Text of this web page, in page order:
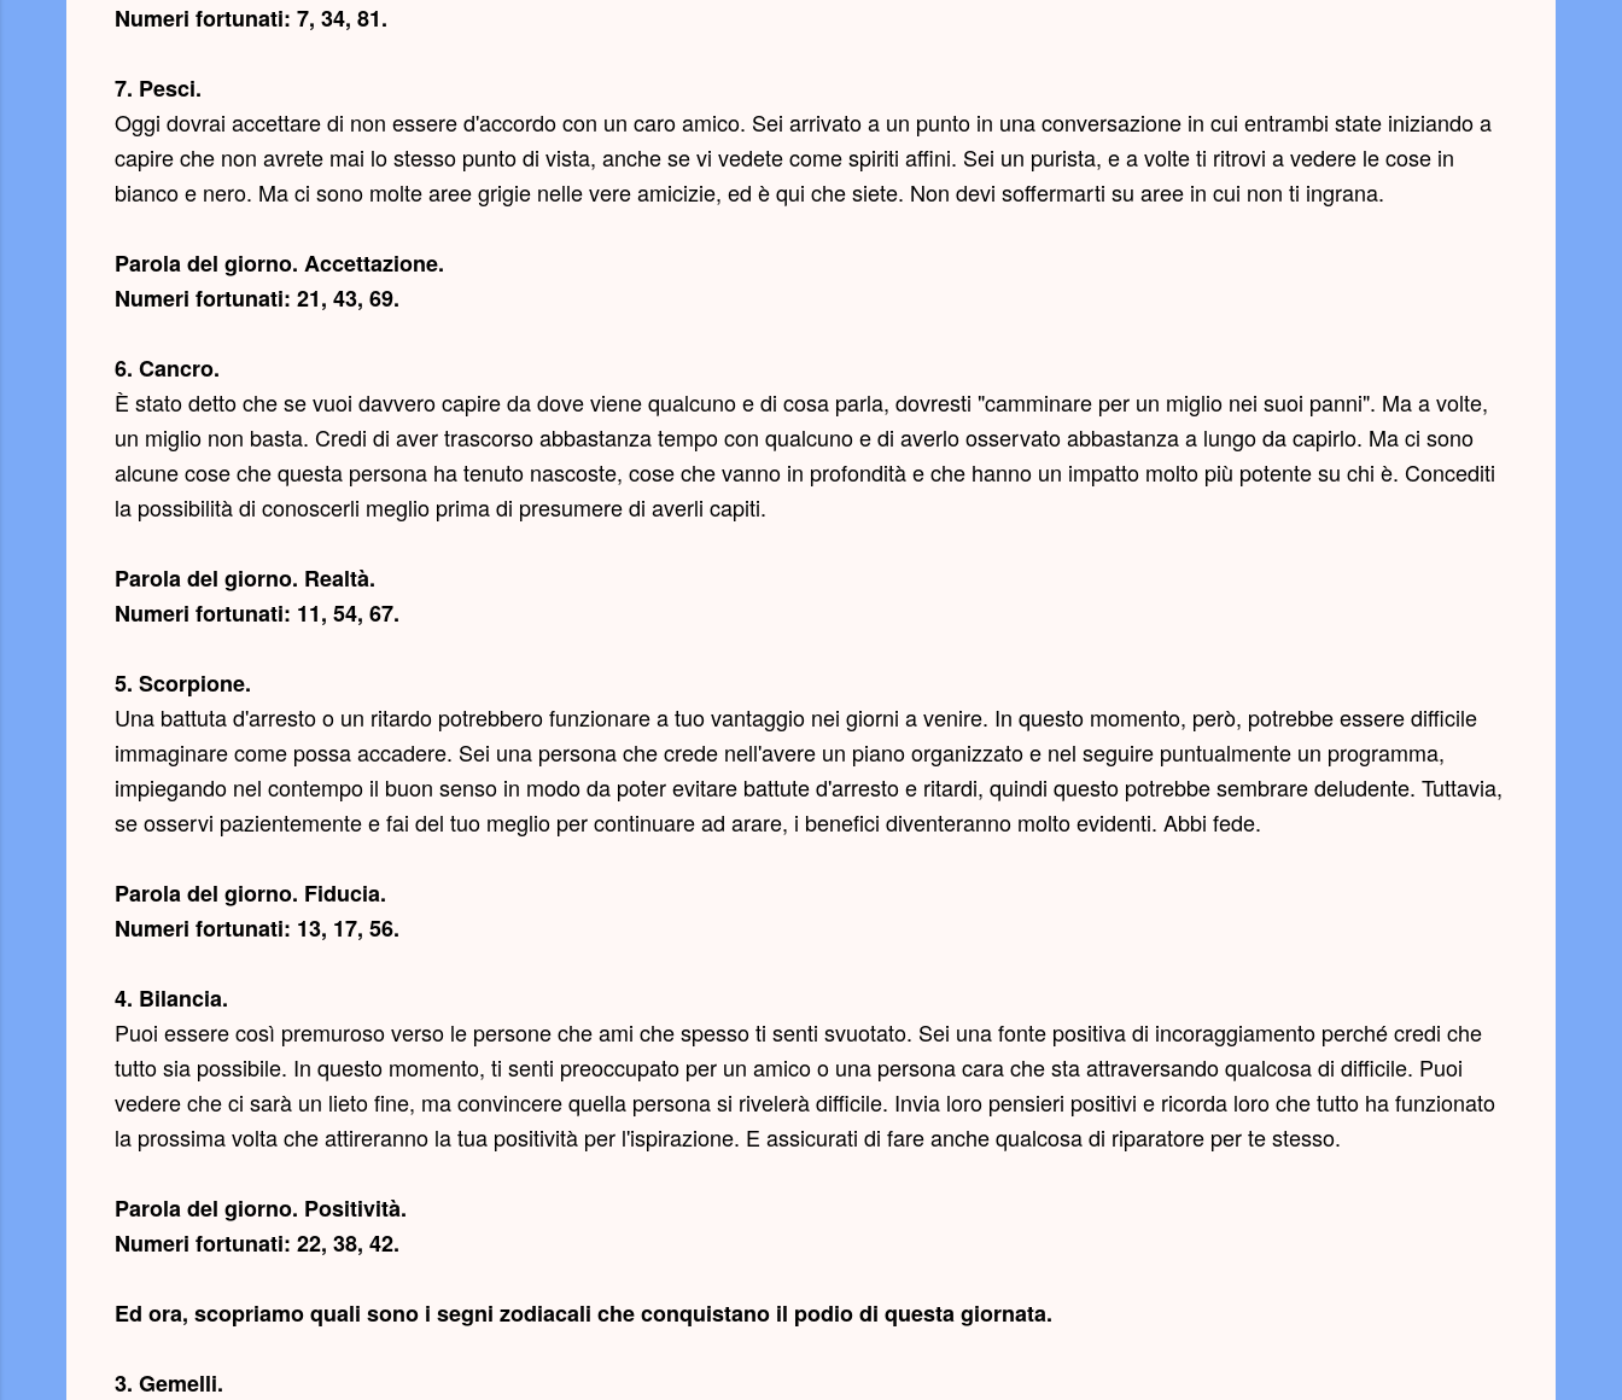
Numeri fortunati: 7, 34, 81.
7. Pesci.
Oggi dovrai accettare di non essere d'accordo con un caro amico. Sei arrivato a un punto in una conversazione in cui entrambi state iniziando a
capire che non avrete mai lo stesso punto di vista, anche se vi vedete come spiriti affini. Sei un purista, e a volte ti ritrovi a vedere le cose in
bianco e nero. Ma ci sono molte aree grigie nelle vere amicizie, ed è qui che siete. Non devi soffermarti su aree in cui non ti ingrana.
Parola del giorno. Accettazione.
Numeri fortunati: 21, 43, 69.
6. Cancro.
È stato detto che se vuoi davvero capire da dove viene qualcuno e di cosa parla, dovresti "camminare per un miglio nei suoi panni". Ma a volte,
un miglio non basta. Credi di aver trascorso abbastanza tempo con qualcuno e di averlo osservato abbastanza a lungo da capirlo. Ma ci sono
alcune cose che questa persona ha tenuto nascoste, cose che vanno in profondità e che hanno un impatto molto più potente su chi è. Concediti
la possibilità di conoscerli meglio prima di presumere di averli capiti.
Parola del giorno. Realtà.
Numeri fortunati: 11, 54, 67.
5. Scorpione.
Una battuta d'arresto o un ritardo potrebbero funzionare a tuo vantaggio nei giorni a venire. In questo momento, però, potrebbe essere difficile
immaginare come possa accadere. Sei una persona che crede nell'avere un piano organizzato e nel seguire puntualmente un programma,
impiegando nel contempo il buon senso in modo da poter evitare battute d'arresto e ritardi, quindi questo potrebbe sembrare deludente. Tuttavia,
se osservi pazientemente e fai del tuo meglio per continuare ad arare, i benefici diventeranno molto evidenti. Abbi fede.
Parola del giorno. Fiducia.
Numeri fortunati: 13, 17, 56.
4. Bilancia.
Puoi essere così premuroso verso le persone che ami che spesso ti senti svuotato. Sei una fonte positiva di incoraggiamento perché credi che
tutto sia possibile. In questo momento, ti senti preoccupato per un amico o una persona cara che sta attraversando qualcosa di difficile. Puoi
vedere che ci sarà un lieto fine, ma convincere quella persona si rivelerà difficile. Invia loro pensieri positivi e ricorda loro che tutto ha funzionato
la prossima volta che attireranno la tua positività per l'ispirazione. E assicurati di fare anche qualcosa di riparatore per te stesso.
Parola del giorno. Positività.
Numeri fortunati: 22, 38, 42.
Ed ora, scopriamo quali sono i segni zodiacali che conquistano il podio di questa giornata.
3. Gemelli.